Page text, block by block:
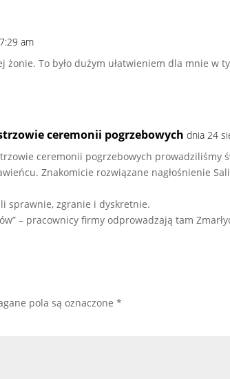
am
żonie. To było dużym ułatwieniem dla mnie w
ceremonii pogrzebowych dnia 24
ceremonii pogrzebowych prowadziliśmy
Znakomicie rozwiązane nagłośnienie
sprawnie, zgranie i dyskretnie.
– pracownicy firmy odprowadzają tam
pola są oznaczone*